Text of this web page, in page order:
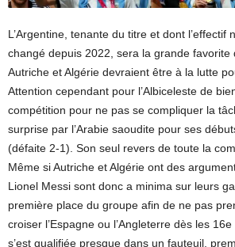
L’Argentine, tenante du titre et dont l’effectif
changé depuis 2022, sera la grande favorite
Autriche et Algérie devraient être à la lutte
Attention cependant pour l’Albiceleste de
compétition pour ne pas se compliquer la
surprise par l’Arabie saoudite pour ses
(défaite 2-1). Son seul revers de toute la
Même si Autriche et Algérie ont des
Lionel Messi sont donc a minima sur leurs
première place du groupe afin de ne pas
croiser l’Espagne ou l’Angleterre dès les
s’est qualifiée presque dans un fauteuil,